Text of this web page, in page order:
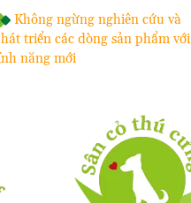
Không ngừng nghiên cứu và
triển các dòng sản phẩm với
năng mới